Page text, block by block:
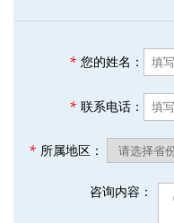
* 您的姓名：
* 联系电话：
* 所属地区：
咨询内容：